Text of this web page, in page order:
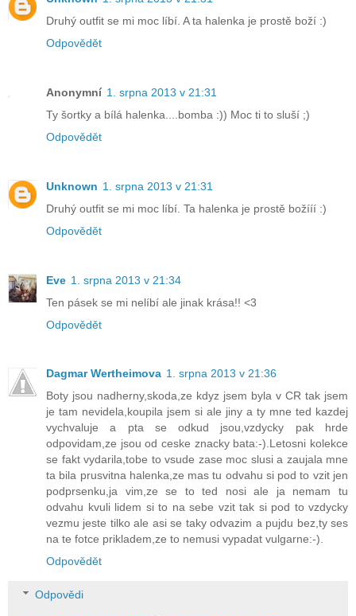
Druhý outfit se mi moc líbí. A ta halenka je prostě boží :)
Odpovědět
Anonymní 1. srpna 2013 v 21:31
Ty šortky a bílá halenka....bomba :)) Moc ti to sluší ;)
Odpovědět
Unknown 1. srpna 2013 v 21:31
Druhý outfit se mi moc líbí. Ta halenka je prostě božííí :)
Odpovědět
Eve 1. srpna 2013 v 21:34
Ten pásek se mi nelíbí ale jinak krása!! <3
Odpovědět
Dagmar Wertheimova 1. srpna 2013 v 21:36
Boty jsou nadherny,skoda,ze kdyz jsem byla v CR tak jsem
je tam nevidela,koupila jsem si ale jiny a ty mne ted kazdej
vychvaluje a pta se odkud jsou,vzdycky pak hrde
odpovidam,ze jsou od ceske znacky bata:-).Letosni kolekce
se fakt vydarila,tobe to vsude zase moc slusi a zaujala mne
ta bila prusvitna halenka,ze mas tu odvahu si pod to vzit jen
podprsenku,ja vim,ze se to ted nosi ale ja nemam tu
odvahu kvuli lidem si to na sebe vzit tak si pod to vzdycky
vezmu jeste tilko ale asi se taky odvazim a pujdu bez,ty ses
na te fotce prikladem,ze to nemusi vypadat vulgarne:-).
Odpovědět
Odpovědi